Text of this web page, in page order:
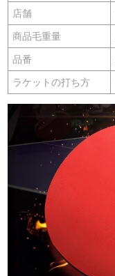
店舗
商品毛重量
品番
ラケットの打ち方